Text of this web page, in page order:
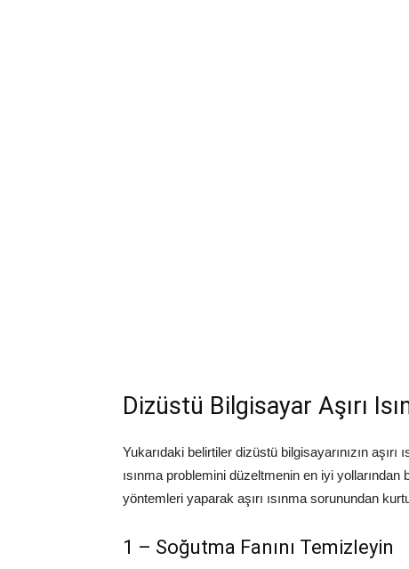
Dizüstü Bilgisayar Aşırı
Yukarıdaki belirtiler dizüstü bilgisayarınızın aşırı
ısınma problemini düzeltmenin en iyi yollarından
yöntemleri yaparak aşırı ısınma sorunundan
1 – Soğutma Fanını Temizleyin